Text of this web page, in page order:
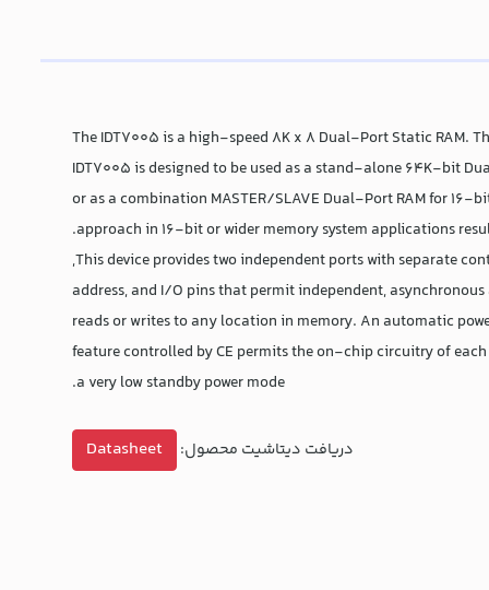
The IDT7005 is a high-speed 8K x 8 Dual-Port Static RAM.
IDT7005 is designed to be used as a stand-alone 64K-bit
or as a combination MASTER/SLAVE Dual-Port RAM for 16-
approach in 16-bit or wider memory system applications
This device provides two independent ports with separate
address, and I/O pins that permit independent, asynchronous
reads or writes to any location in memory. An automatic
feature controlled by CE permits the on-chip circuitry of
a very low standby power mode.
دریافت دیتاشیت محصول: Datasheet